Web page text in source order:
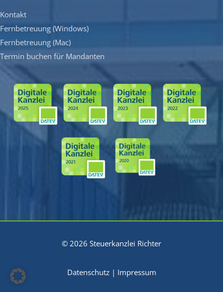
Kontakt
Fernbetreuung (Windows)
Fernbetreuung (Mac)
Termin buchen für Mandanten
© 2026 Steuerkanzlei Richter
Datenschutz| Impressum